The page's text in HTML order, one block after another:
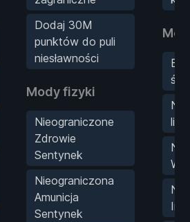
Dodaj 30M
punktów do puli
niesławności
Mody fizyki
Nieograniczone
Zdrowie
Sentynek
Nieograniczona
Amunicja
Sentynek